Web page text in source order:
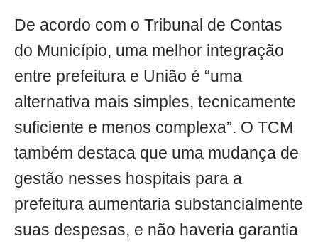
De acordo com o Tribunal de Contas
do Município, uma melhor integração
entre prefeitura e União é “uma
alternativa mais simples, tecnicamente
suficiente e menos complexa”. O TCM
também destaca que uma mudança de
gestão nesses hospitais para a
prefeitura aumentaria substancialmente
suas despesas, e não haveria garantia